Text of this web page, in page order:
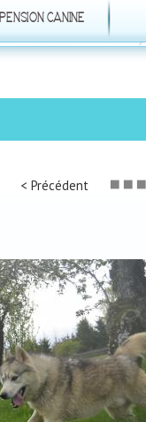
PENSION CANINE
< Précédent